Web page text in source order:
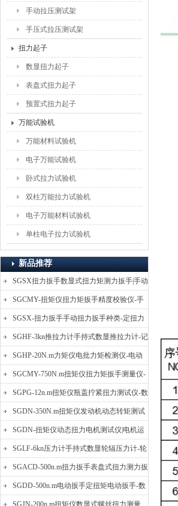
手动拉压测试架
手压式拉压测试架
扭力起子
数显扭力起子
表盘式扭力起子
预置式扭力起子
万能试验机
万能材料试验机
电子万能试验机
卧式拉力试验机
双柱万能拉力试验机
电子万能材料试验机
单柱电子拉力试验机
新品推荐
SGSX扭力扳手数显式扭力矩测力扳手|手动
定扭矩检测扳手
SGCMY-扭矩仪扭力矩扳手精度校验仪-手
动扳子扭矩校准仪
SGSX-扭力扳手手动扭力扳手种类-定扭力
矩检测扳手价格
SGHF-3kn推拉力计手持式数显推拉力计-记
忆数据拉压力测力计
SGHP-20N.m力矩仪电批力矩检测仪-电动
螺丝批扭力矩测试仪
SGCMY-750N.m扭矩仪扭力矩扳手测量仪-
校准扳手扭力精度测试仪
SGPG-12n.m扭矩仪瓶盖拧紧扭力测试仪-数
显式瓶盖扭力矩仪
SGDN-350N.m扭矩仪发动机动态转矩测试
仪-动态电机扭矩测量仪
SGDN-扭矩仪动态扭力电机测试仪|电机运
转摩擦力扭矩仪
SGLF-6kn压力计手持式数显轮辐压力计-轮
辐称重压力测力计
SGACD-500n.m扭力扳手表盘式扭力测力扳
手-表盘扭力矩检测扳手
SGDD-500n.m电动扳手定扭矩电动扳手-数
显式电动定扭力矩扳手
SGJN-200n.m扭矩仪数显式螺丝扭力测量